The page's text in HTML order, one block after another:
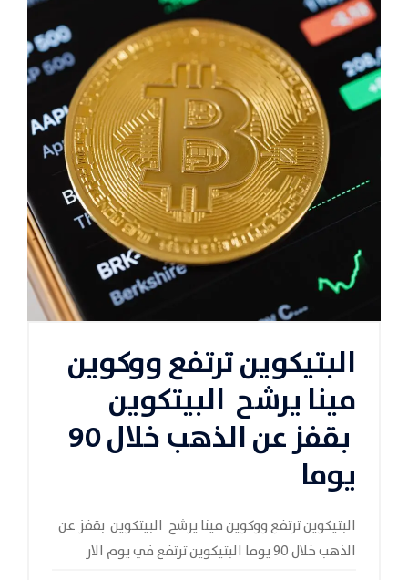
البتيكوين ترتفع ووكوين
مينا يرشح البيتكوين
بقفز عن الذهب خلال 90
يوما
البتيكوين ترتفع ووكوين مينا يرشح البيتكوين بقفز عن
الذهب خلال 90 يوما البتيكوين ترتفع في يوم الار